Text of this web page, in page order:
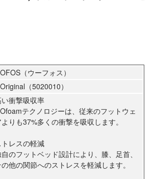
（ウーフォス）
（5020010）
衝撃吸収率
テクノロジーは、従来のフットウェ
よりも37%多くの衝撃を吸収します。
トレスの軽減
のフットベッド設計により、膝、足首、
の他の関節へのストレスを軽減します。